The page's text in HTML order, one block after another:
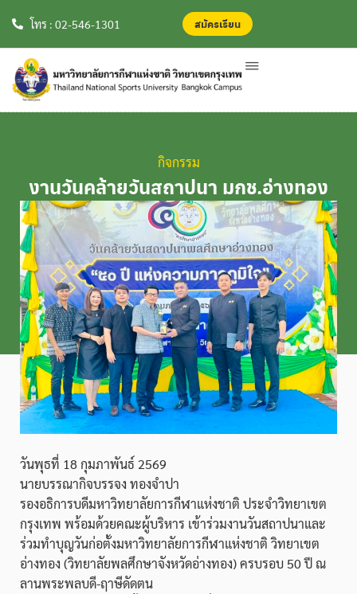
โทร : 02-546-1301 สมัครเรียน
กิจกรรม
งานวันคล้ายวันสถาปนา มกช.อ่างทอง
วันพุธที่ 18 กุมภาพันธ์ 2569
นายบรรณากิจบรรจง ทองจำปา
รองอธิการบดีมหาวิทยาลัยการกีฬาแห่งชาติ ประจำวิทยาเขต
กรุงเทพ พร้อมด้วยคณะผู้บริหาร เข้าร่วมงานวันสถาปนาและ
ร่วมทำบุญวันก่อตั้งมหาวิทยาลัยการกีฬาแห่งชาติ วิทยาเขต
อ่างทอง (วิทยาลัยพลศึกษาจังหวัดอ่างทอง) ครบรอบ 50 ปี ณ
ลานพระพลบดี-ฤาษีดัดตน